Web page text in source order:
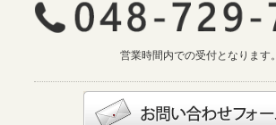
営業時間内での受付となります。